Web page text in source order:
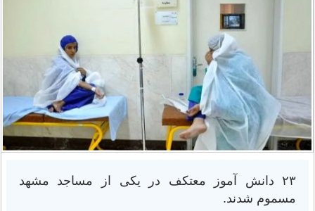
۲۳ دانش آموز معتکف در یکی از مساجد مشهد
مسموم شدند.